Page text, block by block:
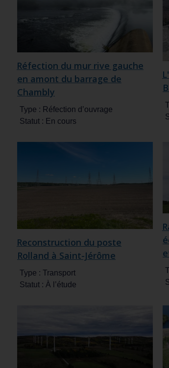
Réfection du mur rive gauche
en amont du barrage de
Chambly
Type : Réfection d’ouvrage
Statut : En cours
Reconstruction du poste
Rolland à Saint-Jérôme
Type : Transport
Statut : À l’étude